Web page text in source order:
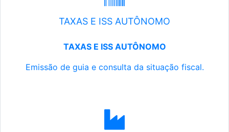
TAXAS E ISS AUTÔNOMO
TAXAS E ISS AUTÔNOMO
Emissão de guia e consulta da situação fiscal.